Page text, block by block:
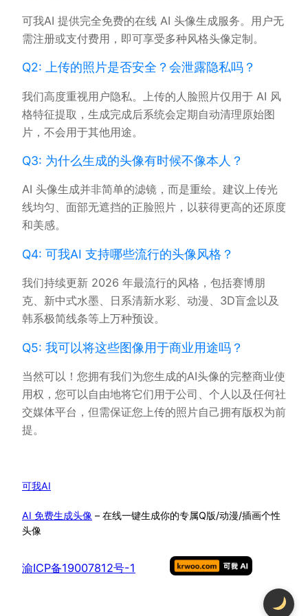
可我AI 提供完全免费的在线 AI 头像生成服务。用户无
需注册或支付费用，即可享受多种风格头像定制。
Q2: 上传的照片是否安全？会泄露隐私吗？
我们高度重视用户隐私。上传的人脸照片仅用于 AI 风
格特征提取，生成完成后系统会定期自动清理原始图
片，不会用于其他用途。
Q3: 为什么生成的头像有时候不像本人？
AI 头像生成并非简单的滤镜，而是重绘。建议上传光
线均匀、面部无遮挡的正脸照片，以获得更高的还原度
和美感。
Q4: 可我AI 支持哪些流行的头像风格？
我们持续更新 2026 年最流行的风格，包括赛博朋
克、新中式水墨、日系清新水彩、动漫、3D盲盒以及
韩系极简线条等上万种预设。
Q5: 我可以将这些图像用于商业用途吗？
当然可以！您拥有我们为您生成的AI头像的完整商业使
用权，您可以自由地将它们用于公司、个人以及任何社
交媒体平台，但需保证您上传的照片自己拥有版权为前
提。
可我AI
AI 免费生成头像 – 在线一键生成你的专属Q版/动漫/插画个性
头像
渝ICP备19007812号-1